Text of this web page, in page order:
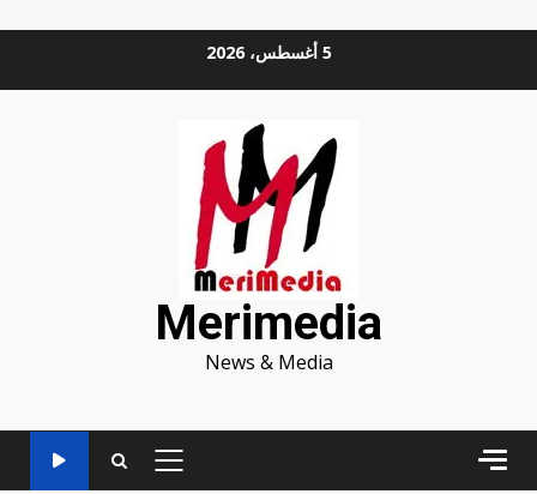
5 أغسطس، 2026
Merimedia
News & Media
PRIMARY